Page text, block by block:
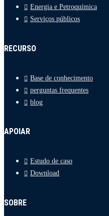
Energia e Petroquímica
Serviços públicos
RECURSO
Base de conhecimento
perguntas frequentes
blog
APOIAR
Estudo de caso
Download
SOBRE